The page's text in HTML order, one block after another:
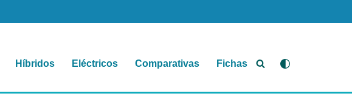
Híbridos Eléctricos Comparativas Fichas